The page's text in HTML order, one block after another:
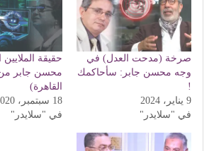
صرخة (مدحت العدل) في
وجه محسن جابر: سأحاكمك
!
9 يناير، 2024
في "سلايدر"
حقيقة الملايين
محسن جابر
القاهرة)
18 سبتمبر، 2020
في "سلايدر"